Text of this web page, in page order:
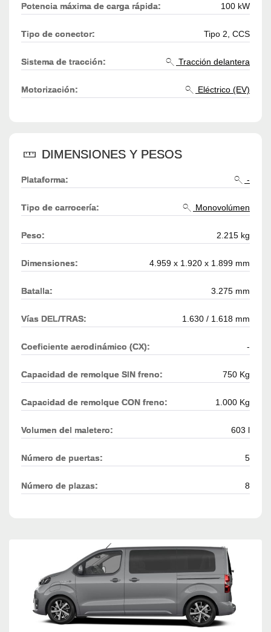
Potencia máxima de carga rápida: 100 kW
Tipo de conector: Tipo 2, CCS
Sistema de tracción: Tracción delantera
Motorización: Eléctrico (EV)
DIMENSIONES Y PESOS
Plataforma: -
Tipo de carrocería: Monovolúmen
Peso: 2.215 kg
Dimensiones: 4.959 x 1.920 x 1.899 mm
Batalla: 3.275 mm
Vías DEL/TRAS: 1.630 / 1.618 mm
Coeficiente aerodinámico (CX): -
Capacidad de remolque SIN freno: 750 Kg
Capacidad de remolque CON freno: 1.000 Kg
Volumen del maletero: 603 l
Número de puertas: 5
Número de plazas: 8